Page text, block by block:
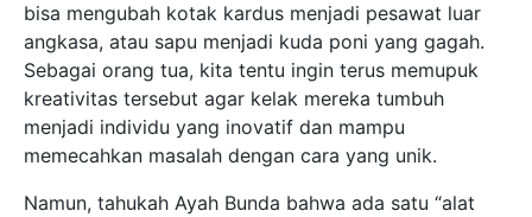
bisa mengubah kotak kardus menjadi pesawat luar
angkasa, atau sapu menjadi kuda poni yang gagah.
Sebagai orang tua, kita tentu ingin terus memupuk
kreativitas tersebut agar kelak mereka tumbuh
menjadi individu yang inovatif dan mampu
memecahkan masalah dengan cara yang unik.
Namun, tahukah Ayah Bunda bahwa ada satu “alat